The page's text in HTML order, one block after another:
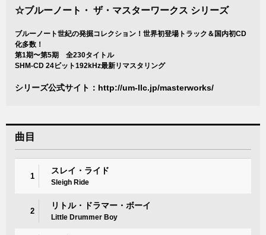
☆ブルーノート・ ザ・マスターワークス シリーズ
ブルーノート世紀の発掘コレクション！世界初登場トラック＆国内初CD
化多数！
第1期〜第5期 全230タイトル
SHM-CD 24ビット192kHz最新リマスタリング
シリーズ公式サイト： http://um-llc.jp/masterworks/
曲目
1
スレイ・ライド
Sleigh Ride
2
リトル・ドラマー・ボーイ
Little Drummer Boy